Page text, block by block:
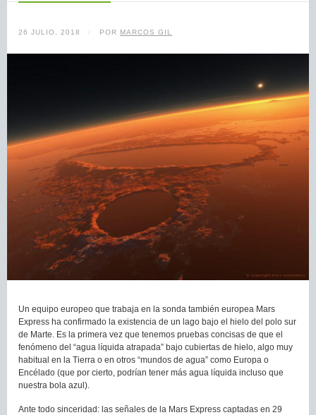
26 JULIO, 2018 / POR MARCOS GIL
Un equipo europeo que trabaja en la sonda también europea Mars
Express ha confirmado la existencia de un lago bajo el hielo del polo sur
de Marte. Es la primera vez que tenemos pruebas concisas de que el
fenómeno del “agua líquida atrapada” bajo cubiertas de hielo, algo muy
habitual en la Tierra o en otros “mundos de agua” como Europa o
Encélado (que por cierto, podrían tener más agua líquida incluso que
nuestra bola azul).
Ante todo sinceridad: las señales de la Mars Express captadas en 29